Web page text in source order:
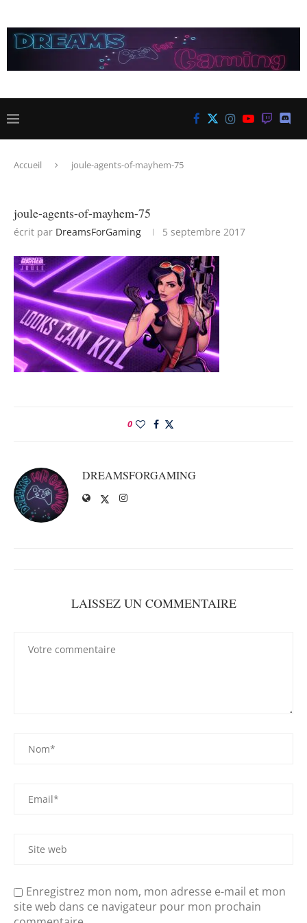
Accueil joule-agents-of-mayhem-75
joule-agents-of-mayhem-75
écrit par DreamsForGaming 5 septembre 2017
0
DREAMSFORGAMING
LAISSEZ UN COMMENTAIRE
Enregistrez mon nom, mon adresse e-mail et mon
site web dans ce navigateur pour mon prochain